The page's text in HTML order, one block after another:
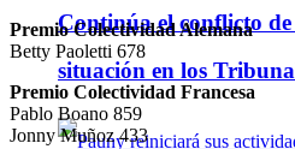
Continúa el conflicto
situación en los
Premio Colectividad Alemana
Betty Paoletti 678
Premio Colectividad Francesa
Pablo Boano 859
Jonny Muñoz 433